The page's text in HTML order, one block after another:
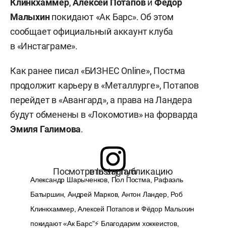
Клинкхаммер,Алексей Потапови Федор
Малыхинпокидают «Ак Барс». Об этом
сообщает официальный аккаунт клуба
в «Инстаграме».
Как ранее писал «БИЗНЕС Online», Постма
продолжит карьеру в «Металлурге», Потапов
перейдет в «Авангард», а права на Ландера
будут обменены в «Локомотив» на форварда
Эмиля Галимова.
Посмотреть эту публикацию в Instagram
Александр Шарыченков, Пол Постма, Рафаэль
Батыршин, Андрей Марков, Антон Ландер, Роб
Клинкхаммер, Алексей Потапов и Фёдор Малыхин
покидают «Ак Барс"⚡️ Благодарим хоккеистов,